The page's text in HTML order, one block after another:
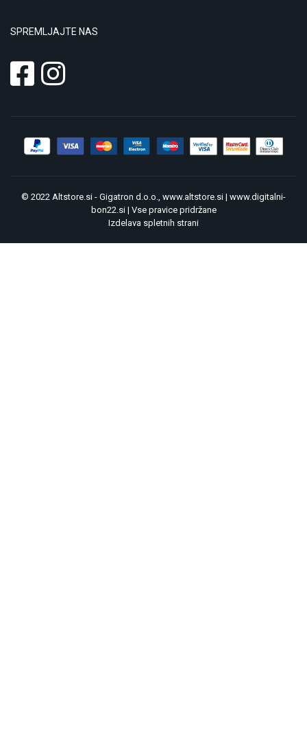
SPREMLJAJTE NAS
© 2022 Altstore.si - Gigatron d.o.o., www.altstore.si | www.digitalni-
bon22.si| Vse pravice pridržane
Izdelava spletnih strani